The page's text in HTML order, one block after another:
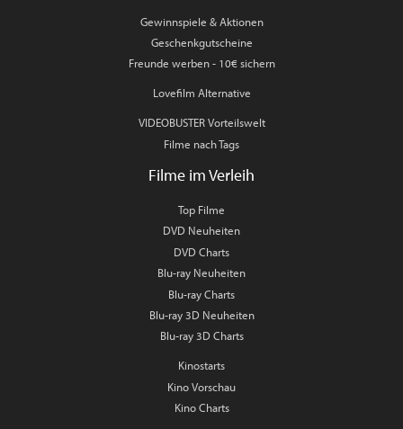
Gewinnspiele & Aktionen
Geschenkgutscheine
Freunde werben - 10€ sichern
Lovefilm Alternative
VIDEOBUSTER Vorteilswelt
Filme nach Tags
Filme im Verleih
Top Filme
DVD Neuheiten
DVD Charts
Blu-ray Neuheiten
Blu-ray Charts
Blu-ray 3D Neuheiten
Blu-ray 3D Charts
Kinostarts
Kino Vorschau
Kino Charts